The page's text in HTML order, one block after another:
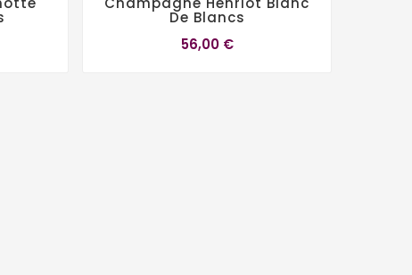
De Blancs
56,00 €